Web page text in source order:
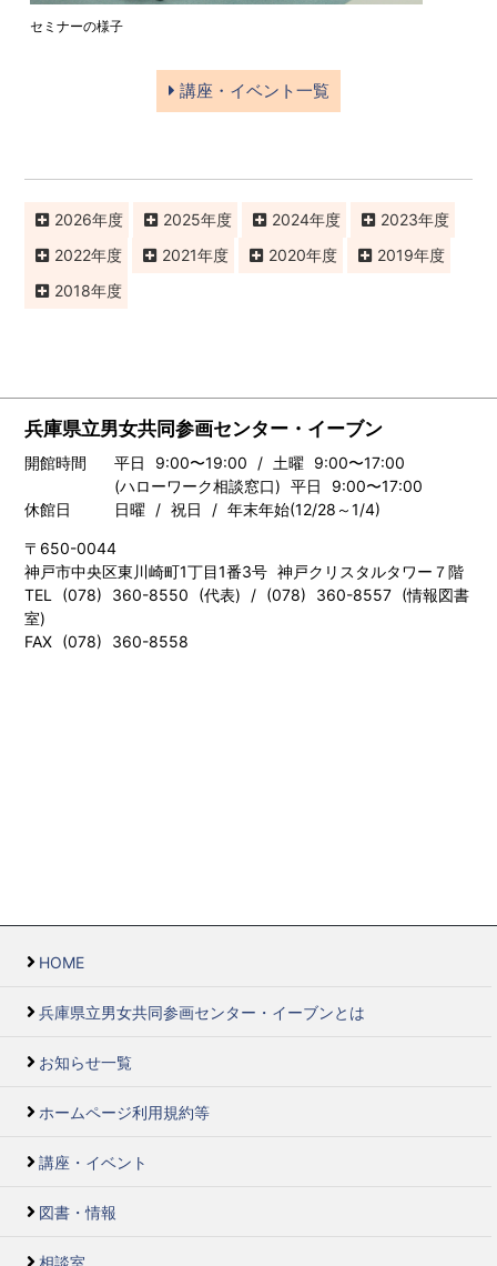
セミナーの様子
講座・イベント一覧
2026 2025 2024
2023
2022
2021 2020
2019
2018
兵庫県立男女共同参画センター・イーブン
開館時間
平日 9:00〜19:00 / 土曜 9:00〜17:00
(ハローワーク相談窓口) 平日 9:00〜17:00
休館日
日曜 / 祝日 / 年末年始(12/28～1/4)
〒650-0044
神戸市中央区東川崎町1丁目1番3号 神戸クリスタルタワー７階
TEL (078) 360-8550 (代表) / (078) 360-8557 (情報図書
室)
FAX (078) 360-8558
HOME
兵庫県立男女共同参画センター・イーブンとは
お知らせ一覧
ホームページ利用規約等
講座・イベント
図書・情報
相談室